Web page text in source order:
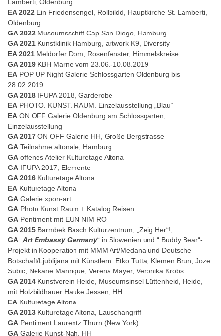
Lamberti, Oldenburg
EA 2022 Ein Friedensengel, Rollbildd, Hauptkirche St. Lamberti,
Oldenburg
GA 2022 Museumsschiff Cap San Diego, Hamburg
GA 2021 Kunstklinik Hamburg, artwork K9, Diversity
EA 2021 Meldorfer Dom, Rosenfenster, Himmelskreise
GA 2019 KBH Marne vom 23.06.-10.08.2019
EA POP UP Night Galerie Schlossgarten Oldenburg bis
28.02.2019
GA 2018 IFUPA 2018, Garderobe
EA PHOTO. KUNST. RAUM. Einzelausstellung „Blau“
EA ON OFF Galerie Oldenburg am Schlossgarten,
Einzelausstellung
GA 2017 ON OFF Galerie HH, Große Bergstrasse
GA Teilnahme altonale, Hamburg
GA offenes Atelier Kulturetage Altona
GA IFUPA 2017, Elemente
GA 2016 Kulturetage Altona
EA Kulturetage Altona
GA Galerie xpon-art
GA Photo.Kunst.Raum + Katalog Reisen
GA Pentiment mit EUN NIM RO
GA 2015 Barmbek Basch Kulturzentrum, „Zeig Her“!,
GA Art Embassy Germany“ in Slowenien und “ Buddy Bear“-
Projekt in Kooperation mit MMM Art/Medana und Deutsche
Botschaft/Ljublijana mit Künstlern: Etko Tutta, Klemen Brun, Joze
Subic, Nekane Manrique, Verena Mayer, Veronika Krobs.
GA 2014 Kunstverein Heide, Museumsinsel Lüttenheid, Heide,
mit Holzbildhauer Hauke Jessen, HH
EA Kulturetage Altona
GA 2013 Kulturetage Altona, Lauschangriff
GA Pentiment Laurentz Thurn (New York)
GA Galerie Kunst-Nah, HH